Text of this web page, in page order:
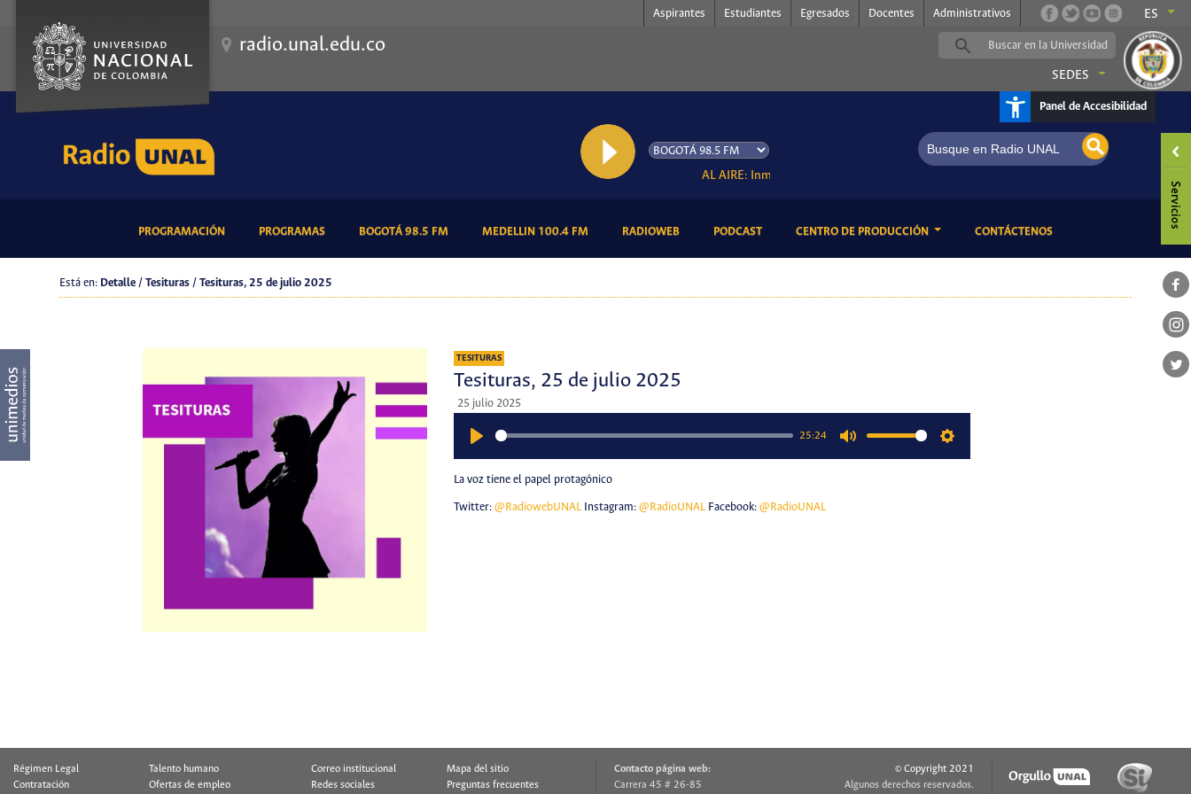
Aspirantes Estudiantes Egresados Docentes Administrativos ES
radio.unal.edu.co
SEDES
Panel de Accesibilidad
AL AIRE: Inmerso
PROGRAMACIÓN(CURRENT)PROGRAMAS(CURRENT)BOGOTÁ 98.5 FM(CURRENT)MEDELLIN 100.4 FM(CURRENT)RADIOWEB(CURRENT)PODCAST(CURRENT)CENTRO DE PRODUCCIÓN CONTÁCTENOS(CURRENT)
Está en: Detalle / Tesituras / Tesituras, 25 de julio 2025
TESITURAS
Tesituras, 25 de julio 2025
25 julio 2025
25:24
La voz tiene el papel protagónico
Twitter: @RadiowebUNALInstagram: @RadioUNALFacebook: @RadioUNAL
Régimen Legal
Talento humano
Contratación
Ofertas de empleo
Correo institucional
Mapa del sitio
Redes sociales
Preguntas frecuentes
Contacto página web:
Carrera 45 # 26-85
© Copyright 2021
Algunos derechos reservados.